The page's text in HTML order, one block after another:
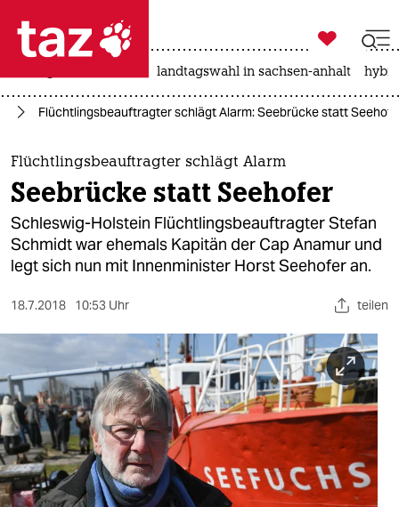
 taz zahl ich
taz zahl ich
themen
politik
öko
gesellschaft
berlin
nord
wahrheit

taz zahl ich
landtagswahl in sachsen-anhalt
Flüchtlingsbeauftragter schlägt Alarm: Seebrücke statt
Flüchtlingsbeauftragter schlägt Alarm
Seebrücke statt Seehofer
Schleswig-Holstein Flüchtlingsbeauftragter Stefan
Schmidt war ehemals Kapitän der Cap Anamur und
legt sich nun mit Innenminister Horst Seehofer an.
18.7.2018 10:53 Uhr teilen